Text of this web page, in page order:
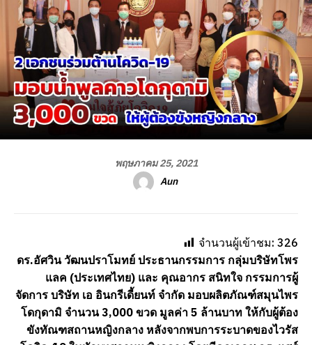
พฤษภาคม 25, 2021
Aun
จำนวนผู้เข้าชม: 326
ดร.อัศวิน วัฒนปราโมทย์ ประธานกรรมการ กลุ่มบริษัทโพร
แลค (ประเทศไทย) และ คุณอากร สนิทใจ กรรมการผู้
จัดการ บริษัท เอ อินกรีเดี้ยนท์ จำกัด มอบผลิตภัณฑ์สมุนไพร
โดกุดามิ จำนวน 3,000 ขวด มูลค่า 5 ล้านบาท ให้กับผู้ต้อง
ขังทัณฑสถานหญิงกลาง หลังจากพบการระบาดของไวรัส